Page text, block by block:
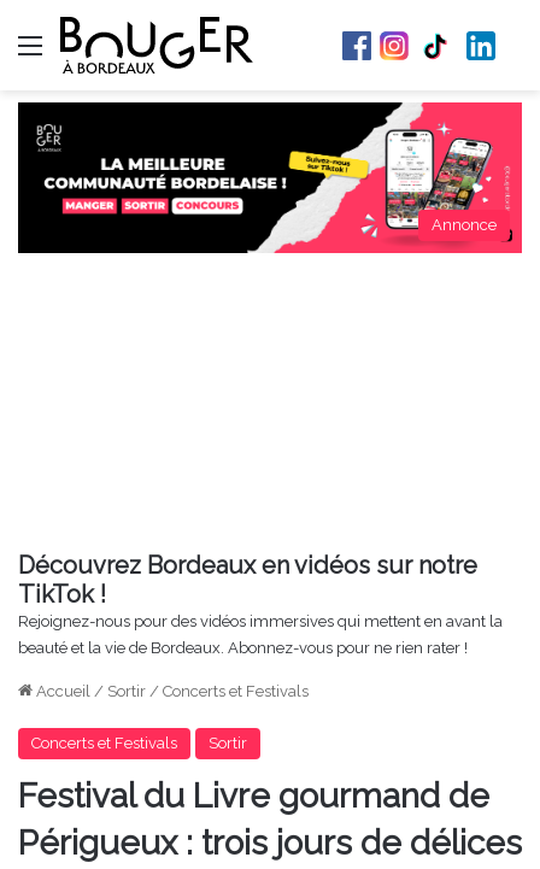
Menu
Annonce
Découvrez Bordeaux en vidéos sur notre
TikTok !
Rejoignez-nous pour des vidéos immersives qui mettent en avant la
beauté et la vie de Bordeaux. Abonnez-vous pour ne rien rater !
Accueil / Sortir / Concerts et Festivals
Concerts et Festivals Sortir
Festival du Livre gourmand de
Périgueux : trois jours de délices